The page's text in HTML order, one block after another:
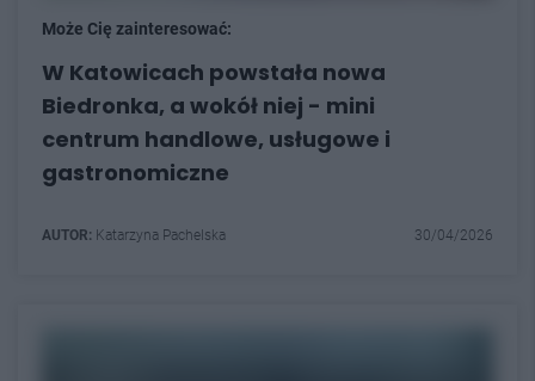
Może Cię zainteresować:
W Katowicach powstała nowa
Biedronka, a wokół niej - mini
centrum handlowe, usługowe i
gastronomiczne
AUTOR: Katarzyna Pachelska 30/04/2026